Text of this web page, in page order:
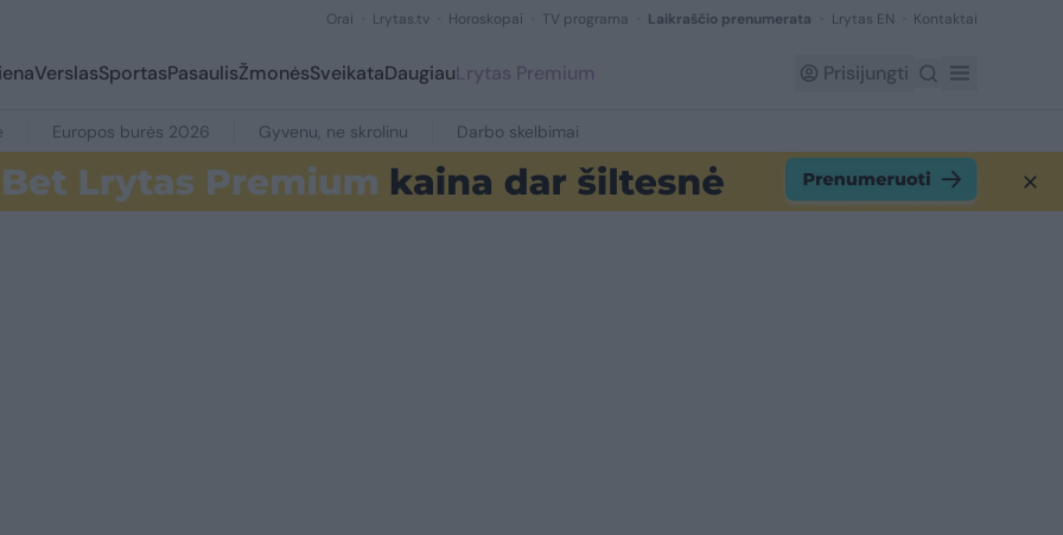
Orai Lrytas.tv Horoskopai TV programa Laikraščio prenumerata Lrytas EN Kontaktai
VerslasSportasPasaulisŽmonėsSveikataDaugiauLrytas Premium Prisijungti
Europos burės 2026 Gyvenu, ne skrolinu Darbo skelbimai